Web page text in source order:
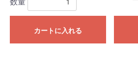
カートに入れる